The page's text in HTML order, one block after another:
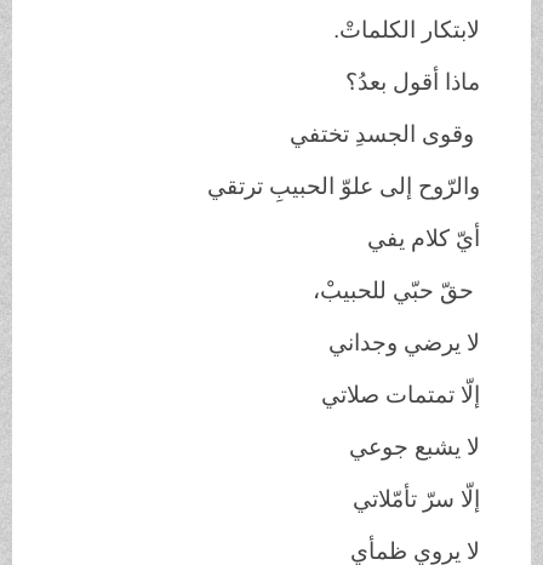
لابتكار الكلماتْ.
ماذا أقول بعدُ؟
وقوى الجسدِ تختفي
والرّوح إلى علوّ الحبيبِ ترتقي
أيّ كلام يفي
حقّ حبّي للحبيبْ،
لا يرضي وجداني
إلّا تمتمات صلاتي
لا يشبع جوعي
إلّا سرّ تأمّلاتي
لا يروي ظمأي